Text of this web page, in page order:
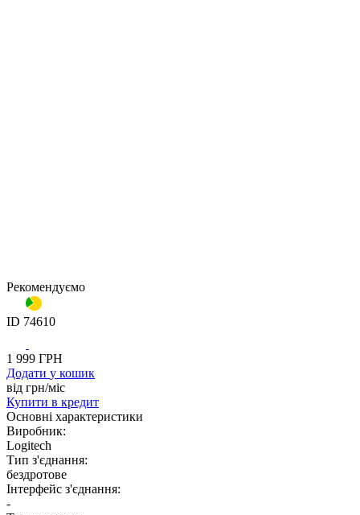
Рекомендуємо
ID 74610
1 999 ГРН
Додати у кошик
від грн/мiс
Купити в кредит
Основнi характеристики
Виробник:
Logitech
Тип з'єднання:
бездротове
Інтерфейс з'єднання:
-